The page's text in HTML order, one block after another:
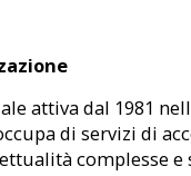
attiva dal 1981
di servizi di
complesse